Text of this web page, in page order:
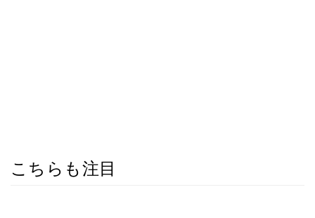
こちらも注目